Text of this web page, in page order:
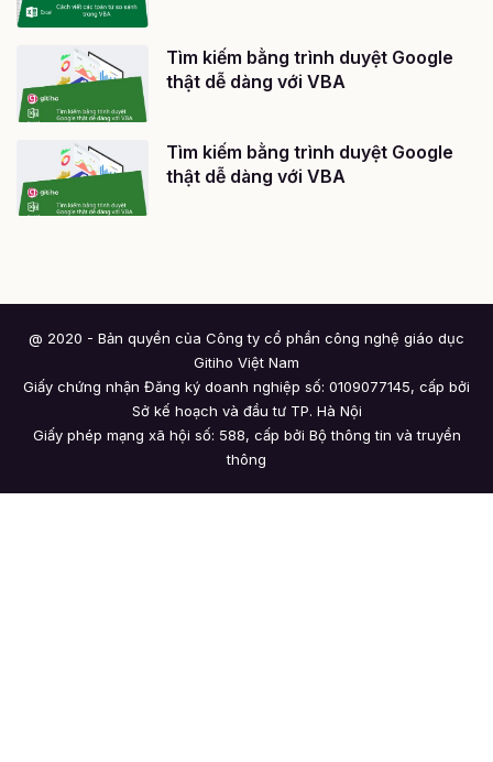
Tìm kiếm bằng trình duyệt Google
thật dễ dàng với VBA
Tìm kiếm bằng trình duyệt Google
thật dễ dàng với VBA
@ 2020 - Bản quyền của Công ty cổ phần công nghệ giáo dục
Gitiho Việt Nam
Giấy chứng nhận Đăng ký doanh nghiệp số: 0109077145, cấp bởi
Sở kế hoạch và đầu tư TP. Hà Nội
Giấy phép mạng xã hội số: 588, cấp bởi Bộ thông tin và truyền
thông